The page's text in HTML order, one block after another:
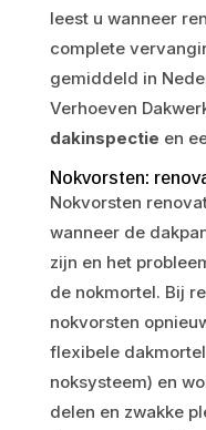
leest u wanneer
complete
gemiddeld in
Verhoeven
dakinspectie en
Nokvorsten:
Nokvorsten
wanneer de
zijn en het
de nokmortel. Bij
nokvorsten
flexibele
noksysteem) en
delen en zwakke